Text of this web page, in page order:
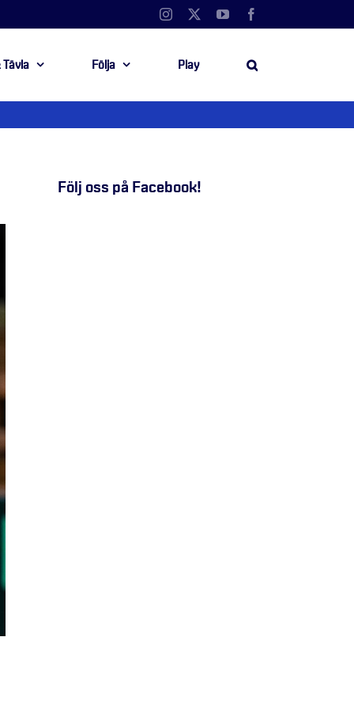
Instagram YouTube
Tävla Följa Play
Följ oss på Facebook!